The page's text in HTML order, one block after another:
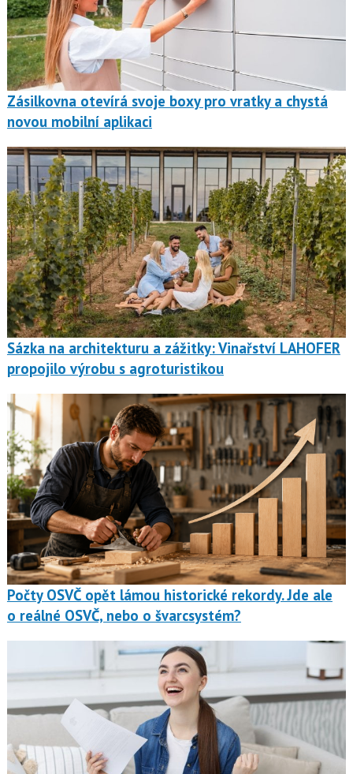
Zásilkovna otevírá svoje boxy pro vratky a chystá
novou mobilní aplikaci
Sázka na architekturu a zážitky: Vinařství LAHOFER
propojilo výrobu s agroturistikou
Počty OSVČ opět lámou historické rekordy. Jde ale
o reálné OSVČ, nebo o švarcsystém?